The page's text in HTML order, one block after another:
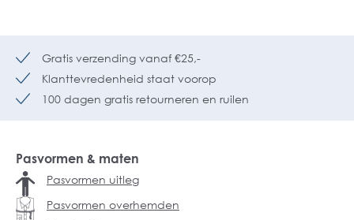
Gratis verzending vanaf €25,-
Klanttevredenheid staat voorop
100 dagen gratis retourneren en ruilen
Pasvormen & maten
Pasvormen uitleg
Pasvormen overhemden